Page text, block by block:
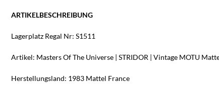
ARTIKELBESCHREIBUNG
Lagerplatz Regal Nr: S1511
Artikel: Masters Of The Universe | STRIDOR | Vintage MOTU
Herstellungsland: 1983 Mattel France